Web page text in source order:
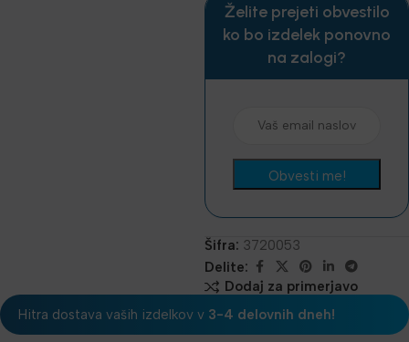
Želite prejeti obvestilo
ko bo izdelek ponovno
na zalogi?
Šifra: 3720053
Delite:
Dodaj za primerjavo
Hitra dostava vaših izdelkov v 3-4 delovnih dneh!